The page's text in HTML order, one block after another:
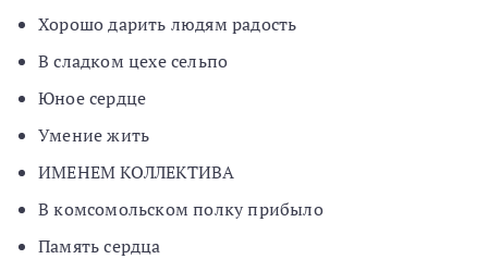
Хорошо дарить людям радость
В сладком цехе сельпо
Юное сердце
Умение жить
ИМЕНЕМ КОЛЛЕКТИВА
В комсомольском полку прибыло
Память сердца